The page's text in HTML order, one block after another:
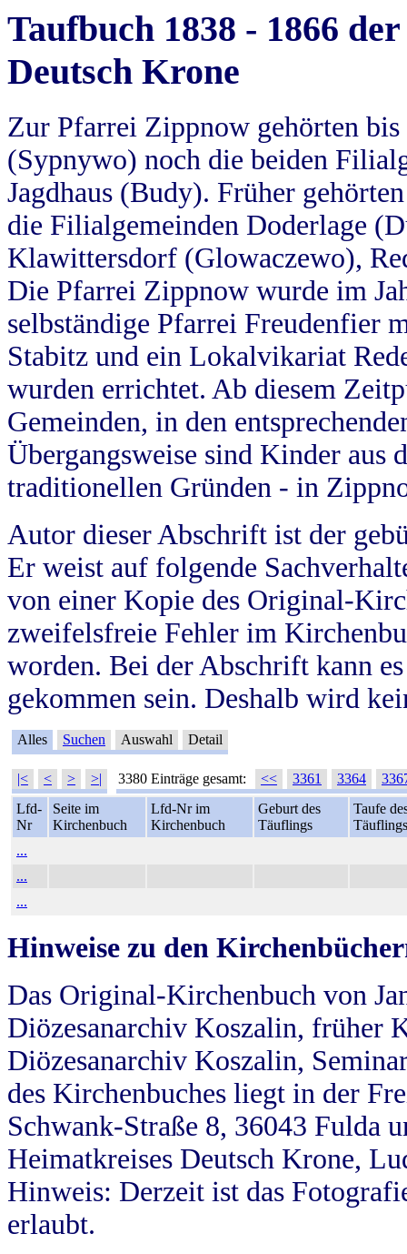
Taufbuch 1838 - 1866
Deutsch Krone
Zur Pfarrei Zippnow gehörten
(Sypnywo) noch die beiden
Jagdhaus (Budy). Früher
die Filialgemeinden Doderlage
Klawittersdorf (Glowaczewo),
Die Pfarrei Zippnow wurde im
selbständige Pfarrei Freudenfier
Stabitz und ein Lokalvikariat
wurden errichtet. Ab diesem
Gemeinden, in den
Übergangsweise sind Kinder aus
traditionellen Gründen - in
Autor dieser Abschrift ist der
Er weist auf folgende
von einer Kopie des Original-
zweifelsfreie Fehler im
worden. Bei der Abschrift kann
gekommen sein. Deshalb wird
Alles Suchen Auswahl Detail
|< < > >| 3380 Einträge gesamt: << 3361 3364
Lfd-
Nr
Seite im
Kirchenbuch
Lfd-Nr im
Kirchenbuch
Geburt des
Täuflings
Taufe
Täuflings
...
...
...
Hinweise zu den
Das Original-Kirchenbuch von
Diözesanarchiv Koszalin, früher
Diözesanarchiv Koszalin,
des Kirchenbuches liegt in der
Schwank-Straße 8, 36043 Fulda
Heimatkreises Deutsch Krone,
Hinweis: Derzeit ist das
erlaubt.